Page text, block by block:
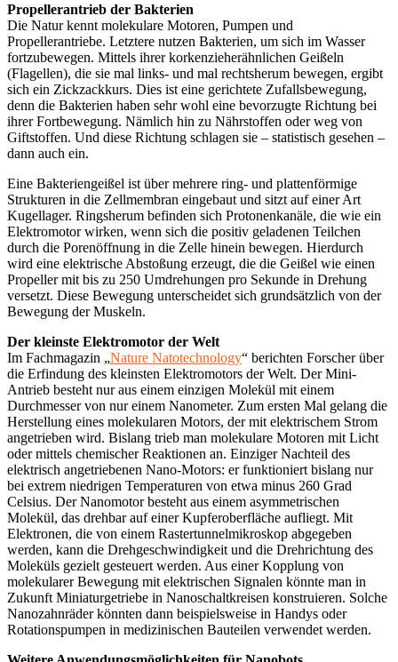
Propellerantrieb der Bakterien
Die Natur kennt molekulare Motoren, Pumpen und
Propellerantriebe. Letztere nutzen Bakterien, um sich im Wasser
fortzubewegen. Mittels ihrer korkenzieherähnlichen Geißeln
(Flagellen), die sie mal links- und mal rechtsherum bewegen, ergibt
sich ein Zickzackkurs. Dies ist eine gerichtete Zufallsbewegung,
denn die Bakterien haben sehr wohl eine bevorzugte Richtung bei
ihrer Fortbewegung. Nämlich hin zu Nährstoffen oder weg von
Giftstoffen. Und diese Richtung schlagen sie – statistisch gesehen –
dann auch ein.
Eine Bakteriengeißel ist über mehrere ring- und plattenförmige
Strukturen in die Zellmembran eingebaut und sitzt auf einer Art
Kugellager. Ringsherum befinden sich Protonenkanäle, die wie ein
Elektromotor wirken, wenn sich die positiv geladenen Teilchen
durch die Porenöffnung in die Zelle hinein bewegen. Hierdurch
wird eine elektrische Abstoßung erzeugt, die die Geißel wie einen
Propeller mit bis zu 250 Umdrehungen pro Sekunde in Drehung
versetzt. Diese Bewegung unterscheidet sich grundsätzlich von der
Bewegung der Muskeln.
Der kleinste Elektromotor der Welt
Im Fachmagazin „Nature Natotechnology“ berichten Forscher über
die Erfindung des kleinsten Elektromotors der Welt. Der Mini-
Antrieb besteht nur aus einem einzigen Molekül mit einem
Durchmesser von nur einem Nanometer. Zum ersten Mal gelang die
Herstellung eines molekularen Motors, der mit elektrischem Strom
angetrieben wird. Bislang trieb man molekulare Motoren mit Licht
oder mittels chemischer Reaktionen an. Einziger Nachteil des
elektrisch angetriebenen Nano-Motors: er funktioniert bislang nur
bei extrem niedrigen Temperaturen von etwa minus 260 Grad
Celsius. Der Nanomotor besteht aus einem asymmetrischen
Molekül, das drehbar auf einer Kupferoberfläche aufliegt. Mit
Elektronen, die von einem Rastertunnelmikroskop abgegeben
werden, kann die Drehgeschwindigkeit und die Drehrichtung des
Moleküls gezielt gesteuert werden. Aus einer Kopplung von
molekularer Bewegung mit elektrischen Signalen könnte man in
Zukunft Miniaturgetriebe in Nanoschaltkreisen konstruieren. Solche
Nanozahnräder könnten dann beispielsweise in Handys oder
Rotationspumpen in medizinischen Bauteilen verwendet werden.